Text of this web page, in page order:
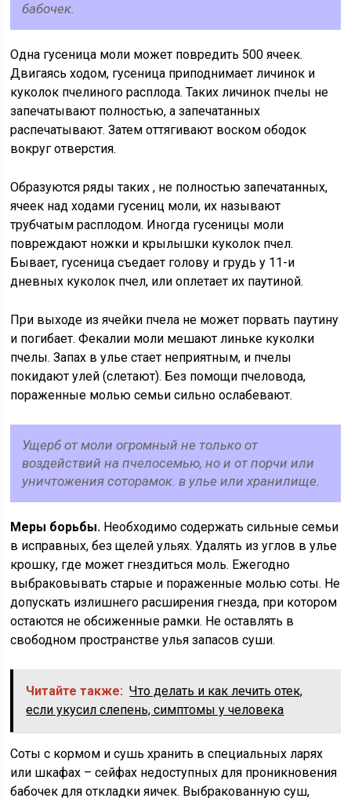
бабочек.
Одна гусеница моли может повредить 500 ячеек.
Двигаясь ходом, гусеница приподнимает личинок и
куколок пчелиного расплода. Таких личинок пчелы не
запечатывают полностью, а запечатанных
распечатывают. Затем оттягивают воском ободок
вокруг отверстия.
Образуются ряды таких , не полностью запечатанных,
ячеек над ходами гусениц моли, их называют
трубчатым расплодом. Иногда гусеницы моли
повреждают ножки и крылышки куколок пчел.
Бывает, гусеница съедает голову и грудь у 11-и
дневных куколок пчел, или оплетает их паутиной.
При выходе из ячейки пчела не может порвать паутину
и погибает. Фекалии моли мешают линьке куколки
пчелы. Запах в улье стает неприятным, и пчелы
покидают улей (слетают). Без помощи пчеловода,
пораженные молью семьи сильно ослабевают.
Ущерб от моли огромный не только от
воздействий на пчелосемью, но и от порчи или
уничтожения соторамок. в улье или хранилище.
Меры борьбы. Необходимо содержать сильные семьи
в исправных, без щелей ульях. Удалять из углов в улье
крошку, где может гнездиться моль. Ежегодно
выбраковывать старые и пораженные молью соты. Не
допускать излишнего расширения гнезда, при котором
остаются не обсиженные рамки. Не оставлять в
свободном пространстве улья запасов суши.
Читайте также: Что делать и как лечить отек,
если укусил слепень, симптомы у человека
Соты с кормом и сушь хранить в специальных ларях
или шкафах – сейфах недоступных для проникновения
бабочек для откладки яичек. Выбракованную суш,